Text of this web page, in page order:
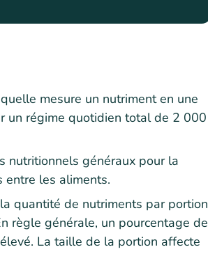
mesure un nutriment en une
un régime quotidien total de 2 000
nutritionnels généraux pour la
les aliments.
quantité de nutriments par portion
règle générale, un pourcentage de
La taille de la portion affecte